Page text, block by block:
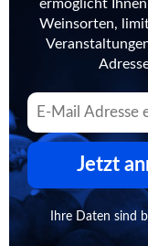
ermöglicht
Weinsorten,
Jetzt
Ihre Daten sind